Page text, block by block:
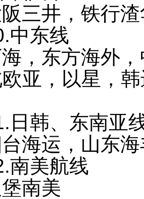
井，铁行渣
东线
东方海外，
亚，以星，
韩、东南亚
运，山东海
美航线
南美